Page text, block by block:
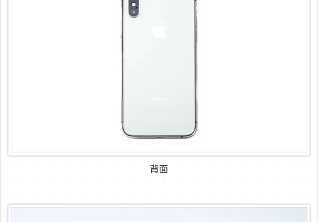
背面